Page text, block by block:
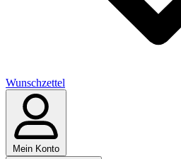
Wunschzettel
Mein Konto